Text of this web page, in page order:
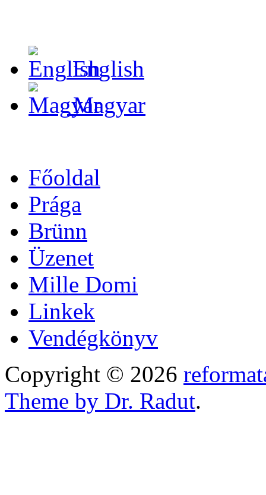
English
Magyar
Főoldal
Prága
Brünn
Üzenet
Mille Domi
Linkek
Vendégkönyv
Copyright © 2026
Theme by Dr. Radut.